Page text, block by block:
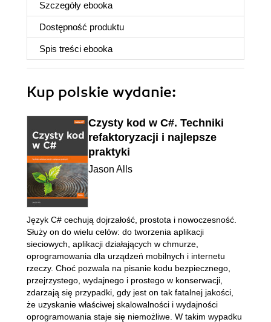
Szczegóły ebooka
Dostępność produktu
Spis treści ebooka
Kup polskie wydanie:
Czysty kod w C#. Techniki
refaktoryzacji i najlepsze
praktyki
Jason Alls
Język C# cechują dojrzałość, prostota i nowoczesność.
Służy on do wielu celów: do tworzenia aplikacji
sieciowych, aplikacji działających w chmurze,
oprogramowania dla urządzeń mobilnych i internetu
rzeczy. Choć pozwala na pisanie kodu bezpiecznego,
przejrzystego, wydajnego i prostego w konserwacji,
zdarzają się przypadki, gdy jest on tak fatalnej jakości,
że uzyskanie właściwej skalowalności i wydajności
oprogramowania staje się niemożliwe. W takim wypadku